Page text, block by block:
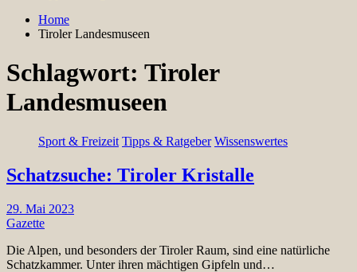
Home
Tiroler Landesmuseen
Schlagwort: Tiroler
Landesmuseen
Sport & Freizeit Tipps & Ratgeber Wissenswertes
Schatzsuche: Tiroler Kristalle
29. Mai 2023
Gazette
Die Alpen, und besonders der Tiroler Raum, sind eine natürliche
Schatzkammer. Unter ihren mächtigen Gipfeln und…